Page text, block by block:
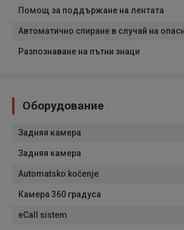
Помощ за поддържане на лентата
Автоматично спиране в случай на
Разпознаване на пътни знаци
Оборудование
Задняя камера
Задняя камера
Automatsko kočenje
Камера 360 градуса
eCall sistem